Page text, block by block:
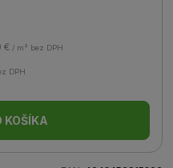
€ / m² bez DPH
DPH
KOŠÍKA